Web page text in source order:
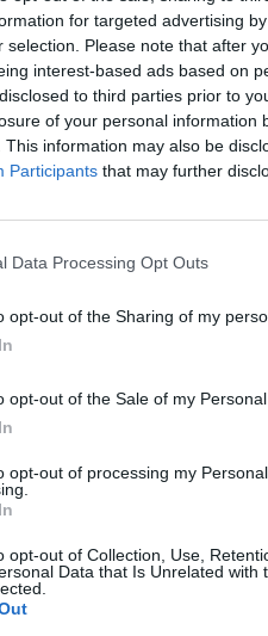
for targeted advertising
selection. Please note that after
interest-based ads based on
to third parties prior to
of your personal information
This information may also be
Participants that may further
Data Processing Opt Outs
opt-out of the Sharing of my
opt-out of the Sale of my Personal
opt-out of processing my
opt-out of Collection, Use,
Data that Is Unrelated with
magukat a magyar
forintot is fizetnek
lényegében egyetlen nagy